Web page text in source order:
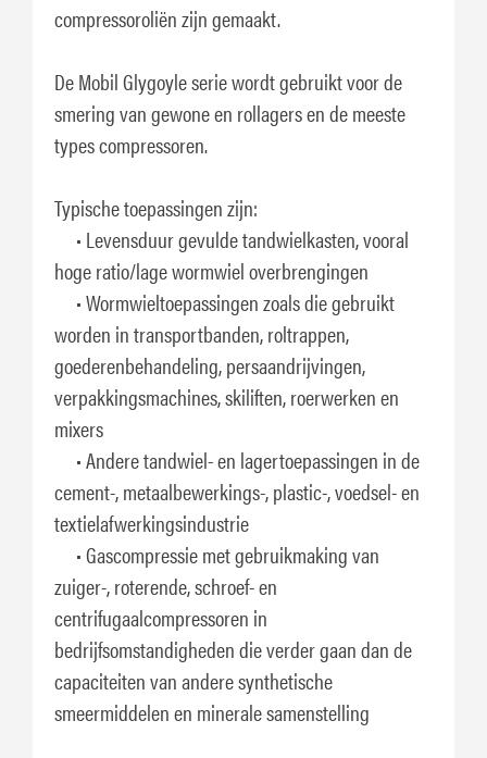
compressoroliën zijn gemaakt.
De Mobil Glygoyle serie wordt gebruikt voor de
smering van gewone en rollagers en de meeste
types compressoren.
Typische toepassingen zijn:
• Levensduur gevulde tandwielkasten, vooral
hoge ratio/lage wormwiel overbrengingen
• Wormwieltoepassingen zoals die gebruikt
worden in transportbanden, roltrappen,
goederenbehandeling, persaandrijvingen,
verpakkingsmachines, skiliften, roerwerken en
mixers
• Andere tandwiel- en lagertoepassingen in de
cement-, metaalbewerkings-, plastic-, voedsel- en
textielafwerkingsindustrie
• Gascompressie met gebruikmaking van
zuiger-, roterende, schroef- en
centrifugaalcompressoren in
bedrijfsomstandigheden die verder gaan dan de
capaciteiten van andere synthetische
smeermiddelen en minerale samenstelling